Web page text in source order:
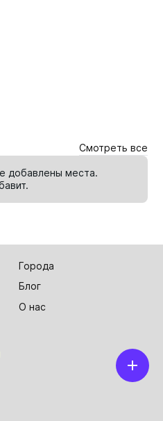
Смотреть все
добавлены места.
.
Города
Блог
О нас